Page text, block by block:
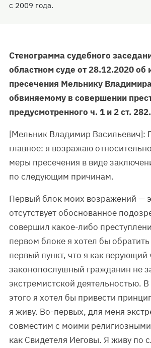
с 2009 года.
Стенограмма судебного
областном суде от 28.12.2020
пресечения Мельнику
обвиняемому в совершении
предусмотренного ч. 1 и 2 ст.
[Мельник Владимир Васильевич]:
главное: я возражаю
меры пресечения в виде
по следующим причинам.
Первый блок моих возражений —
отсутствует обоснованное
совершил какое-либо
первом блоке я хотел бы
первый пункт, что я как верующий
законопослушный гражданин не
экстремистской деятельностью.
этого я хотел бы привести
я живу. Во-первых, для меня
совместим с моими
как Свидетеля Иеговы. Я живу по